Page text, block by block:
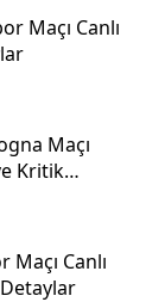
Maçı Canlı
Maçı
Kritik
Canlı